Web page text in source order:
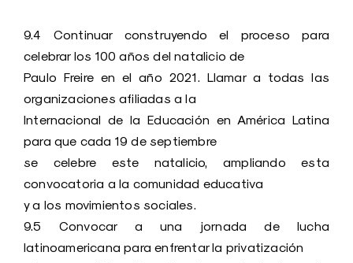
9.4 Continuar construyendo el proceso para
celebrar los 100 años del natalicio de
Paulo Freire en el año 2021. Llamar a todas las
organizaciones afiliadas a la
Internacional de la Educación en América Latina
para que cada 19 de septiembre
se celebre este natalicio, ampliando esta
convocatoria a la comunidad educativa
y a los movimientos sociales.
9.5 Convocar a una jornada de lucha
latinoamericana para enfrentar la privatización